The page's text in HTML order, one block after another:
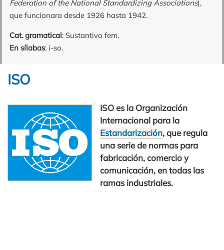
Federation of the National Standardizing Associations),
que funcionara desde 1926 hasta 1942.
Cat. gramatical: Sustantivo fem.
En sílabas: i-so.
ISO
ISO es la Organización
Internacional para la
Estandarización, que regula
una serie de normas para
fabricación, comercio y
comunicación, en todas las
ramas industriales.